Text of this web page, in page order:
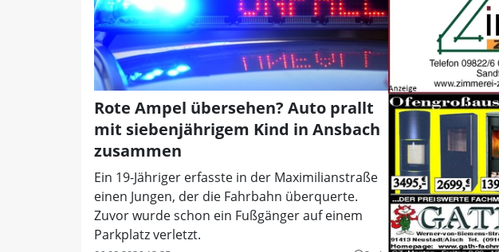
Rote Ampel übersehen? Auto prallt
mit siebenjährigem Kind in Ansbach
zusammen
Ein 19-Jähriger erfasste in der Maximilianstraße
einen Jungen, der die Fahrbahn überquerte.
Zuvor wurde schon ein Fußgänger auf einem
Parkplatz verletzt.